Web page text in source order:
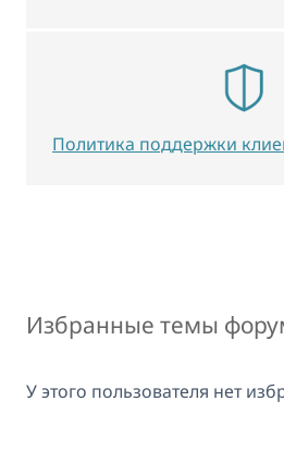
Избранные темы
У этого пользователя нет
Политика поддержки